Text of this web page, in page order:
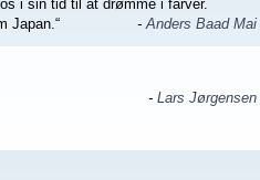
i sin tid til at drømme i farver.
Japan.“
-Anders Baad Mai
- Lars Jørgensen